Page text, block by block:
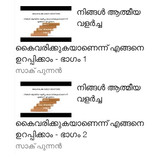
നിങ്ങൾ ആത്മീയ
വളർച്ച
കൈവരിക്കുകയാണെന്ന് എങ്ങനെ
ഉറപ്പിക്കാം - ഭാഗം 1
സാക് പുന്നൻ
നിങ്ങൾ ആത്മീയ
വളർച്ച
കൈവരിക്കുകയാണെന്ന് എങ്ങനെ
ഉറപ്പിക്കാം - ഭാഗം 2
സാക് പുന്നൻ